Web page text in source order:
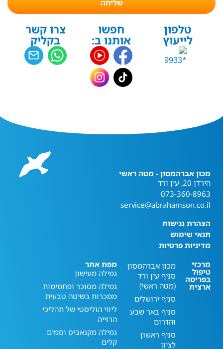
שליחה
טלפון
לייעוץ
חפשו
אותנו ב:
צרו קשר
בקליק
מכון אברהמסון - מטה ראשי
הירדן 20, עין ורד
073-360-8963
service@abrahamson.co.il
הצהרת נגישות
תנאי שימוש
מדיניות פרטיות
מרכזי
טיפול
בפריסה
ארצית
מכון אברהמסון
סניף עין ורד
(מטה ראשי)
סניף ירושלים
סניף באר שבע
והדרום
סניף ראשון
לציון
מפת אתר
גמילה מעישון
גמילה מסוכר ופחמימות
ממכרות בשיטה טבעית
ליווי הוליסטי של תהליכי
הרזייה
גמילה מקנאביס וסמים
קלים